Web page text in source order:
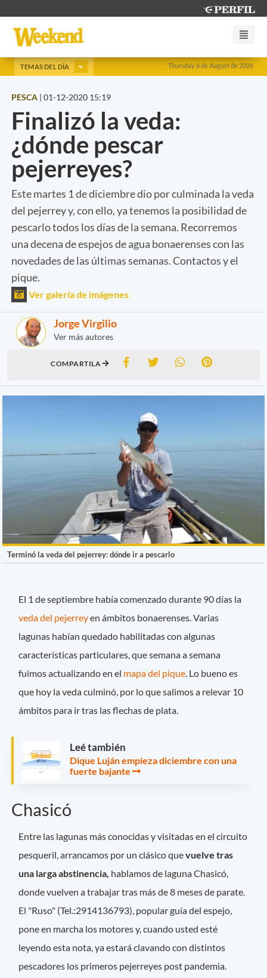
Thursday 6 de August de 2026
TEMAS DEL DÍA
PESCA | 01-12-2020 15:19
Finalizó la veda:
¿dónde pescar
pejerreyes?
Este martes 1 de diciembre dio por culminada la veda
del pejerrey y, con ello, ya tenemos la posibilidad de
pescarlo todos los días de la semana. Recorremos
una decena de espejos de agua bonaerenses con las
novedades de las últimas semanas. Contactos y el
pique.
Ver galería de imágenes
Jorge Virgilio
Ver más autores
COMPARTILA
Terminó la veda del pejerrey: dónde ir a pescarlo
El 1 de septiembre había comenzado durante 90 días la
veda del pejerreyen ámbitos bonaerenses. Varias
lagunas habían quedado habilitadas con algunas
características particulares, que semana a semana
fuimos actualizando en el mapa del pique . Lo bueno es
que hoy la veda culminó, por lo que salimos a relevar 10
ámbitos para ir tras las flechas de plata.
Leé también
Dique Luján empieza diciembre con una
fuerte bajante
Chasicó
Entre las lagunas más conocidas y visitadas en el circuito
pesqueril, arrancamos por un clásico quevuelve tras
una larga abstinencia, hablamos de laguna Chasicó,
donde vuelven a trabajar tras más de 8 meses de parate.
El "Ruso" (Tel.:2914136793), popular guía del espejo,
pone en marcha los motores y, cuando usted esté
leyendo esta nota, ya estará clavando con distintos
pescadores los primeros pejerreyes post pandemia.